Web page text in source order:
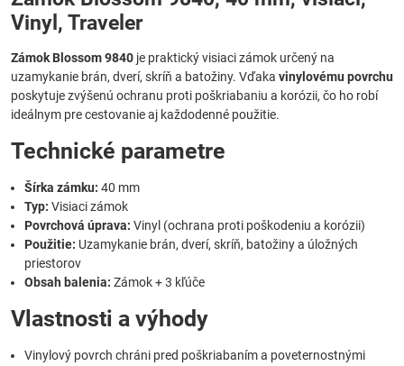
Vinyl, Traveler
Zámok Blossom 9840 je praktický visiaci zámok určený na
uzamykanie brán, dverí, skríň a batožiny. Vďaka vinylovému povrchu
poskytuje zvýšenú ochranu proti poškriabaniu a korózii, čo ho robí
ideálnym pre cestovanie aj každodenné použitie.
Technické parametre
Šírka zámku: 40 mm
Typ: Visiaci zámok
Povrchová úprava: Vinyl (ochrana proti poškodeniu a korózii)
Použitie: Uzamykanie brán, dverí, skríň, batožiny a úložných
priestorov
Obsah balenia: Zámok + 3 kľúče
Vlastnosti a výhody
Vinylový povrch chráni pred poškriabaním a poveternostnými